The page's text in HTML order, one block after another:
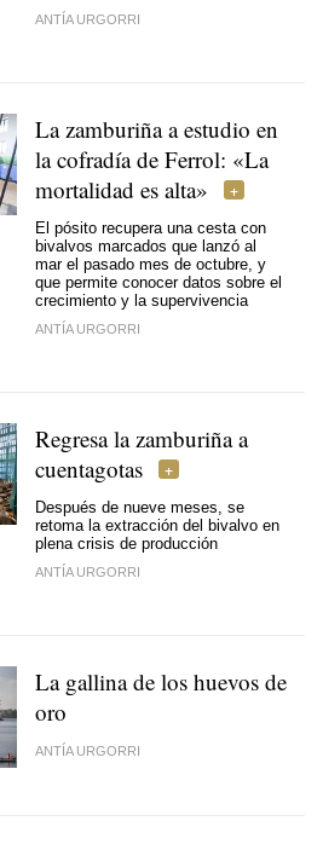
ANTÍA URGORRI
La zamburiña a estudio en
la cofradía de Ferrol: «La
mortalidad es alta»
El pósito recupera una cesta con
bivalvos marcados que lanzó al
mar el pasado mes de octubre, y
que permite conocer datos sobre el
crecimiento y la supervivencia
ANTÍA URGORRI
Regresa la zamburiña a
cuentagotas
Después de nueve meses, se
retoma la extracción del bivalvo en
plena crisis de producción
ANTÍA URGORRI
La gallina de los huevos de
oro
ANTÍA URGORRI